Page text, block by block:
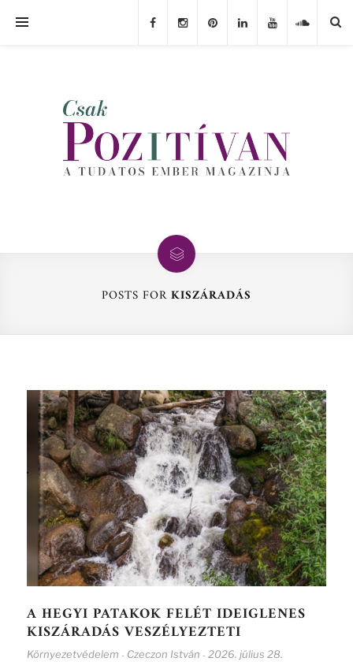
POSTS FORKISZÁRADÁS
A HEGYI PATAKOK FELÉT IDEIGLENES
KISZÁRADÁS VESZÉLYEZTETI
Környezetvédelem - Czeczon István - 2026. július 28.